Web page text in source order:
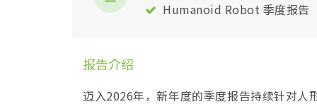
Humanoid Robot 季度报告
报告介绍
迈入2026年，新年度的季度报告持续针对